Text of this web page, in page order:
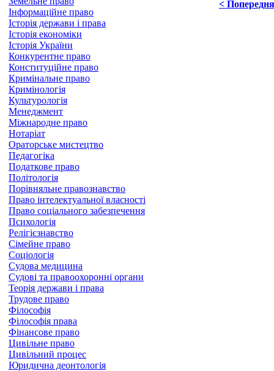
Інформаційне право
Історія держави і права
Історія економіки
Історія України
Конкурентне право
Конституційне право
Кримінальне право
Кримінологія
Культурологія
Менеджмент
Міжнародне право
Нотаріат
Ораторське мистецтво
Педагогіка
Податкове право
Політологія
Порівняльне правознавство
Право інтелектуальної власності
Право соціального забезпечення
Психологія
Релігієзнавство
Сімейне право
Соціологія
Судова медицина
Судові та правоохоронні органи
Теорія держави і права
Трудове право
Філософія
Філософія права
Фінансове право
Цивільне право
Цивільний процес
Юридична деонтологія
< Попередня